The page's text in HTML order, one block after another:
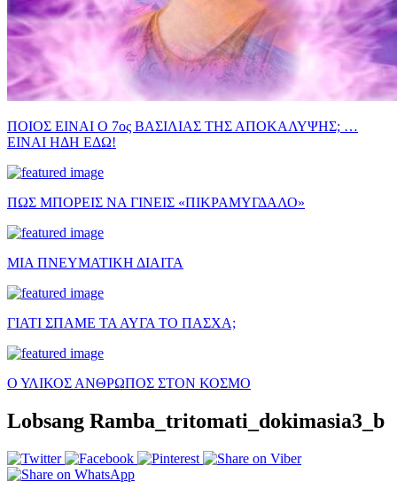
ΠΟΙΟΣ ΕΙΝΑΙ Ο 7ος ΒΑΣΙΛΙΑΣ ΤΗΣ ΑΠΟΚΑΛΥΨΗΣ; …
ΕΙΝΑΙ ΗΔΗ ΕΔΩ!
ΠΩΣ ΜΠΟΡΕΙΣ ΝΑ ΓΙΝΕΙΣ «ΠΙΚΡΑΜΥΓΔΑΛΟ»
ΜΙΑ ΠΝΕΥΜΑΤΙΚΗ ΔΙΑΙΤΑ
ΓΙΑΤΙ ΣΠΑΜΕ ΤΑ ΑΥΓΑ ΤΟ ΠΑΣΧΑ;
Ο ΥΛΙΚΟΣ ΑΝΘΡΩΠΟΣ ΣΤΟΝ ΚΟΣΜΟ
Lobsang Ramba_tritomati_dokimasia3_b